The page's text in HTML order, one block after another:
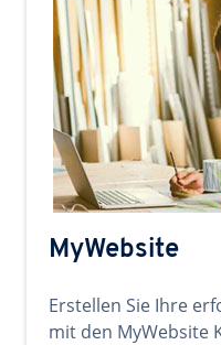
MyWebsite
Erstellen Sie Ihre
mit den MyWebsite